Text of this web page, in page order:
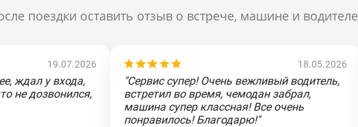
поездки оставить отзыв о встрече, машине и водителе
19.07.2026
ждал у входа,
не дозвонился,
18.05.2026
"Сервис супер! Очень вежливый водитель,
встретил во время, чемодан забрал,
машина супер классная! Все очень
понравилось! Благодарю!"